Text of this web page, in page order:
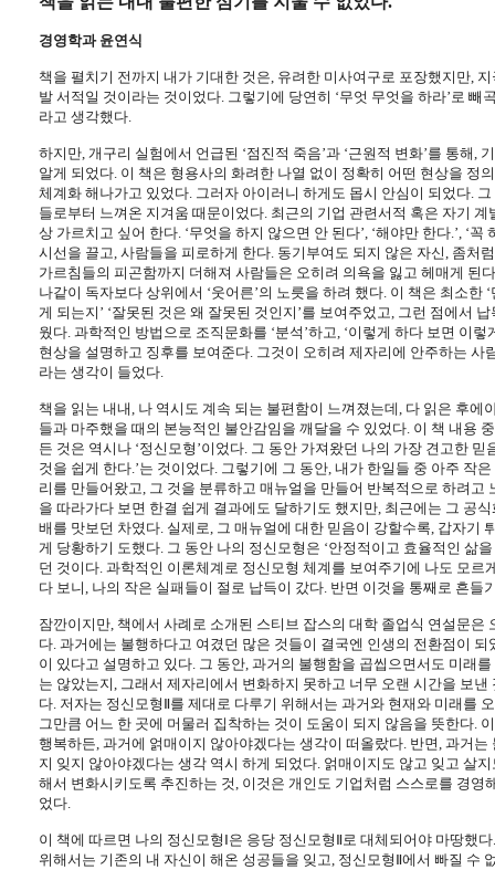
경영학과 윤연식
책을 펼치기 전까지 내가 기대한 것은, 유려한 미사여구로 포장했지만,
발 서적일 것이라는 것이었다. 그렇기에 당연히 ‘무엇 무엇을 하라’로 빼
라고 생각했다.
하지만, 개구리 실험에서 언급된 ‘점진적 죽음’과 ‘근원적 변화’를 통해,
알게 되었다. 이 책은 형용사의 화려한 나열 없이 정확히 어떤 현상을 정
체계화 해나가고 있었다. 그러자 아이러니 하게도 몹시 안심이 되었다. 그
들로부터 느껴온 지겨움 때문이었다. 최근의 기업 관련서적 혹은 자기
상 가르치고 싶어 한다. ‘무엇을 하지 않으면 안 된다’, ‘해야만 한다.’, ‘꼭
시선을 끌고, 사람들을 피로하게 한다. 동기부여도 되지 않은 자신, 좀처
가르침들의 피곤함까지 더해져 사람들은 오히려 의욕을 잃고 헤매게 된다
나같이 독자보다 상위에서 ‘웃어른’의 노릇을 하려 했다. 이 책은 최소한
게 되는지’ ‘잘못된 것은 왜 잘못된 것인지’를 보여주었고, 그런 점에서
웠다. 과학적인 방법으로 조직문화를 ‘분석’하고, ‘이렇게 하다 보면 이렇
현상을 설명하고 징후를 보여준다. 그것이 오히려 제자리에 안주하는 사
라는 생각이 들었다.
책을 읽는 내내, 나 역시도 계속 되는 불편함이 느껴졌는데, 다 읽은 후에
들과 마주했을 때의 본능적인 불안감임을 깨달을 수 있었다. 이 책 내용
든 것은 역시나 ‘정신모형’이었다. 그 동안 가져왔던 나의 가장 견고한 믿
것을 쉽게 한다.’는 것이었다. 그렇기에 그 동안, 내가 한일들 중 아주 작
리를 만들어왔고, 그 것을 분류하고 매뉴얼을 만들어 반복적으로 하려고
을 따라가다 보면 한결 쉽게 결과에도 달하기도 했지만, 최근에는 그 공
배를 맛보던 차였다. 실제로, 그 매뉴얼에 대한 믿음이 강할수록, 갑자기
게 당황하기 도했다. 그 동안 나의 정신모형은 ‘안정적이고 효율적인 삶
던 것이다. 과학적인 이론체계로 정신모형 체계를 보여주기에 나도 모르
다 보니, 나의 작은 실패들이 절로 납득이 갔다. 반면 이것을 통째로 흔들
잠깐이지만, 책에서 사례로 소개된 스티브 잡스의 대학 졸업식 연설문은
다. 과거에는 불행하다고 여겼던 많은 것들이 결국엔 인생의 전환점이 되
이 있다고 설명하고 있다. 그 동안, 과거의 불행함을 곱씹으면서도 미래
는 않았는지, 그래서 제자리에서 변화하지 못하고 너무 오랜 시간을 보
다. 저자는 정신모형Ⅱ를 제대로 다루기 위해서는 과거와 현재와 미래를
그만큼 어느 한 곳에 머물러 집착하는 것이 도움이 되지 않음을 뜻한다.
행복하든, 과거에 얽매이지 않아야겠다는 생각이 떠올랐다. 반면, 과거는
지 잊지 않아야겠다는 생각 역시 하게 되었다. 얽매이지도 않고 잊고 살
해서 변화시키도록 추진하는 것, 이것은 개인도 기업처럼 스스로를 경영
었다.
이 책에 따르면 나의 정신모형Ⅰ은 응당 정신모형Ⅱ로 대체되어야 마땅했다
위해서는 기존의 내 자신이 해온 성공들을 잊고, 정신모형Ⅱ에서 빠질 수